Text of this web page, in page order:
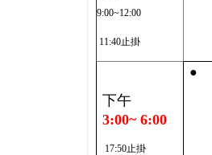
9:00~12:00
11:40止掛
下午
3:00~ 6:00
17:50止掛
●